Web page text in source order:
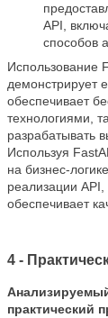
API,
способов
Использование
демонстрирует
обеспечивает
технологиями,
разрабатывать
Используя
на бизнес-
реализации API,
обеспечивает
4 -
практический